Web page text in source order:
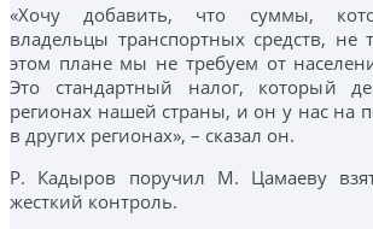
«Хочу добавить, что суммы,
владельцы транспортных средств, не
этом плане мы не требуем от
Это стандартный налог, который
регионах нашей страны, и он у нас на
в других регионах», – сказал он.
Р. Кадыров поручил М. Цамаеву
жесткий контроль.